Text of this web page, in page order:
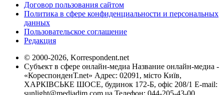
Договор пользования сайтом
Политика в сфере конфиденциальности и персональных
данных
Пользовательское соглашение
Редакция
© 2000-2026, Korrespondent.net
Субъект в сфере онлайн-медиа Название онлайн-медиа -
«КореспонденТ.net» Адрес: 02091, місто Київ,
ХАРКІВСЬКЕ ШОСЕ, будинок 172-Б, офіс 208/1 E-mail: